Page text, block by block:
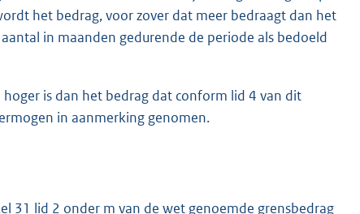
het bedrag, voor zover dat meer bedraagt dan het
in maanden gedurende de periode als bedoeld
is dan het bedrag dat conform lid 4 van dit
in aanmerking genomen.
31 lid 2 onder m van de wet genoemde grensbedrag